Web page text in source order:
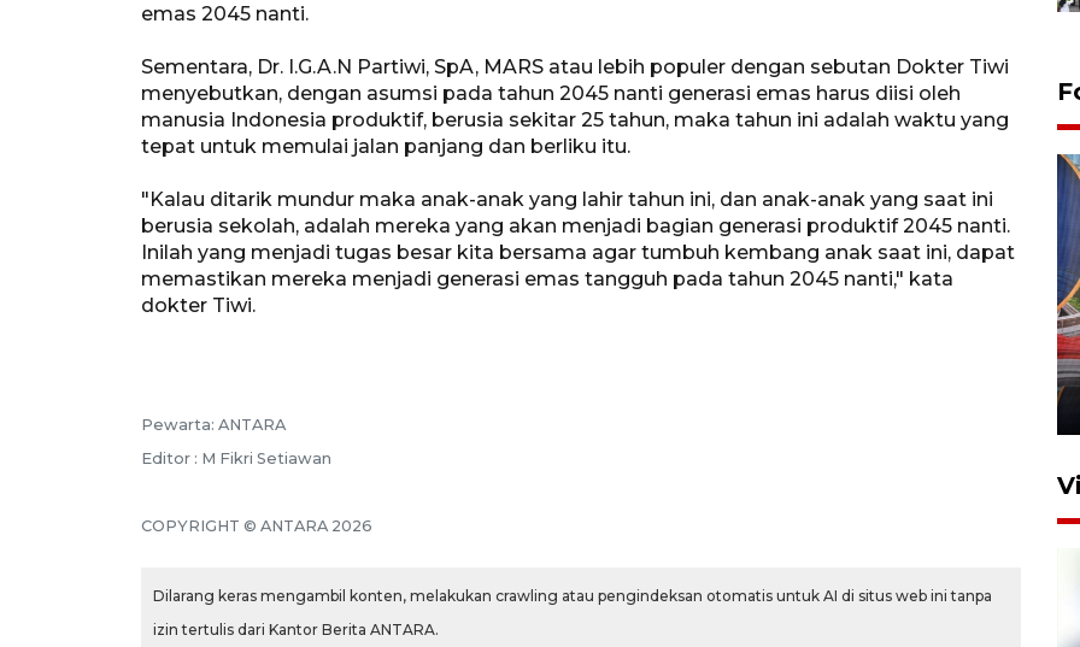
emas 2045 nanti.
Sementara, Dr. I.G.A.N Partiwi, SpA, MARS atau lebih populer dengan sebutan Dokter Tiwi
menyebutkan, dengan asumsi pada tahun 2045 nanti generasi emas harus diisi oleh
manusia Indonesia produktif, berusia sekitar 25 tahun, maka tahun ini adalah waktu yang
tepat untuk memulai jalan panjang dan berliku itu.
"Kalau ditarik mundur maka anak-anak yang lahir tahun ini, dan anak-anak yang saat ini
berusia sekolah, adalah mereka yang akan menjadi bagian generasi produktif 2045 nanti.
Inilah yang menjadi tugas besar kita bersama agar tumbuh kembang anak saat ini, dapat
memastikan mereka menjadi generasi emas tangguh pada tahun 2045 nanti," kata
dokter Tiwi.
Pewarta: ANTARA
Editor : M Fikri Setiawan
COPYRIGHT © ANTARA 2026
Dilarang keras mengambil konten, melakukan crawling atau pengindeksan otomatis untuk AI di situs web ini tanpa
izin tertulis dari Kantor Berita ANTARA.